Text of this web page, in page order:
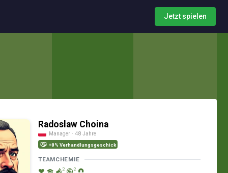
Jetzt spielen
Radoslaw Choina
Manager · 48 Jahre
+8% Verhandlungsgeschick
TEAMCHEMIE
2 2